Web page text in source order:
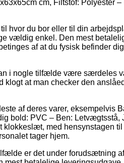
cm, Filtstof: Polyester –
hvor du bor eller til din
vældig enkel. Den mest
af at du fysisk befinder
i nogle tilfælde være særdeles
klogt at man checker den
af deres varer, eksempelvis
bold: PVC – Ben: Letvægtsstå,
klokkeslæt, med hensynstagen
tager hjem.
er det under forudsætning